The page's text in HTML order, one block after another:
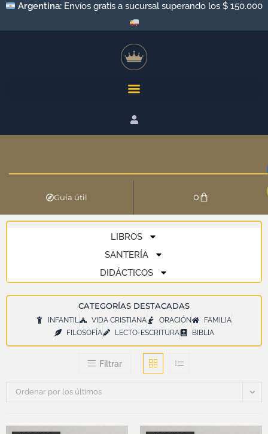
Argentina: Envíos gratis a sucursal superando los $ 150.000
Guía útil 0
LIBROS
SANTERÍA
DIDÁCTICOS
CATEGORÍAS DESTACADAS
INFANTIL VIDA CRISTIANA ORACIÓN
FAMILIA
FILOSOFÍA
LECTO-ESCRITURA BIBLIA
Filtrar
Ordenar por los últimos